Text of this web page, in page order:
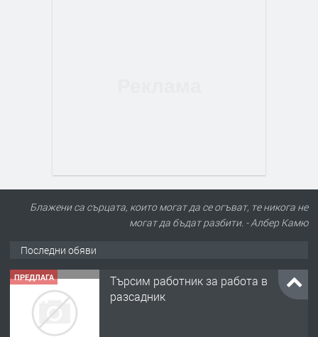
Блажени са сърцата, които могат да се огъват, те никога не
могат да бъдат разбити. - Албер Камю
Последни обяви
ПРЕДЛАГА
Търсим работник за работа в
разсадник